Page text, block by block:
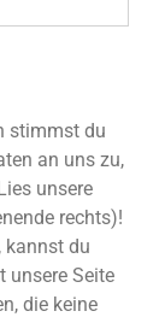
stimmst du
an uns zu,
unsere
rechts)!
kannst du
unsere Seite
die keine